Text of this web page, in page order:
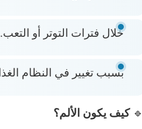
خلال فترات التوتر أو التعب.
بسبب تغيير في النظام
🔹كيف يكون الألم؟